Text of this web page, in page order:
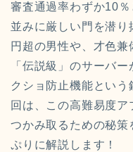
審査通過率わずか10
並みに厳しい門を潜
円超の男性や、才色
「伝説級」のサーバ
クショ防止機能とい
回は、この高難易度
つかみ取るための秘策
ぷりに解説します！